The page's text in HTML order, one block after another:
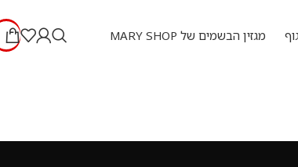
מגזין הבשמים של MARY SHOP